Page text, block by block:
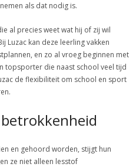
als dat nodig is.
al precies weet wat hij of zij wil
Luzac kan deze leerling vakken
en zo al vroeg beginnen met
topsporter die naast school veel tijd
de flexibiliteit om school en sport
en gehoord worden, stijgt hun
ze niet alleen lesstof